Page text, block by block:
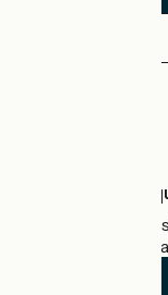
Accueil Vélo
Accueil Vélo
cyclistes en